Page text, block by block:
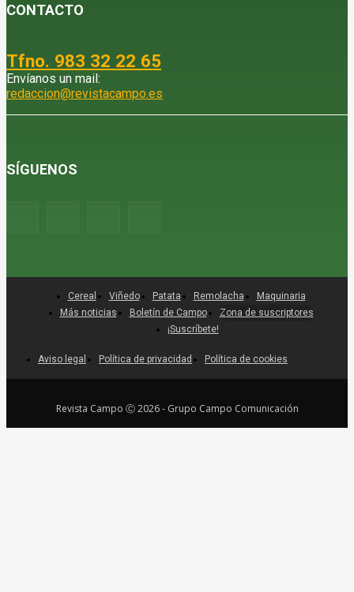
CONTACTO
Tfno. 983 32 22 65
Envíanos un mail:
redaccion@revistacampo.es
SÍGUENOS
Aviso legal Política de privacidad Política de cookies
Cereal Viñedo Patata Remolacha
Maquinaria
Más noticias
Boletín de Campo
Zona de suscriptores
¡Suscríbete!
Revista Campo Ⓒ 2026 - Grupo Campo Comunicación